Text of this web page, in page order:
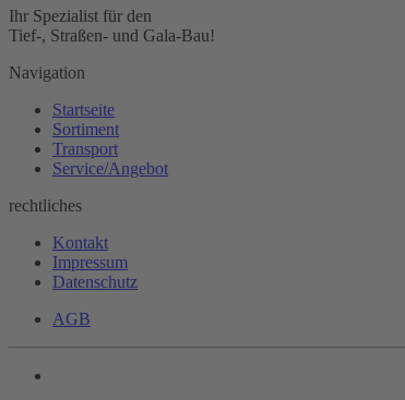
Ihr Spezialist für den
Tief-, Straßen- und Gala-Bau!
Navigation
Startseite
Sortiment
Transport
Service/Angebot
rechtliches
Kontakt
Impressum
Datenschutz
AGB